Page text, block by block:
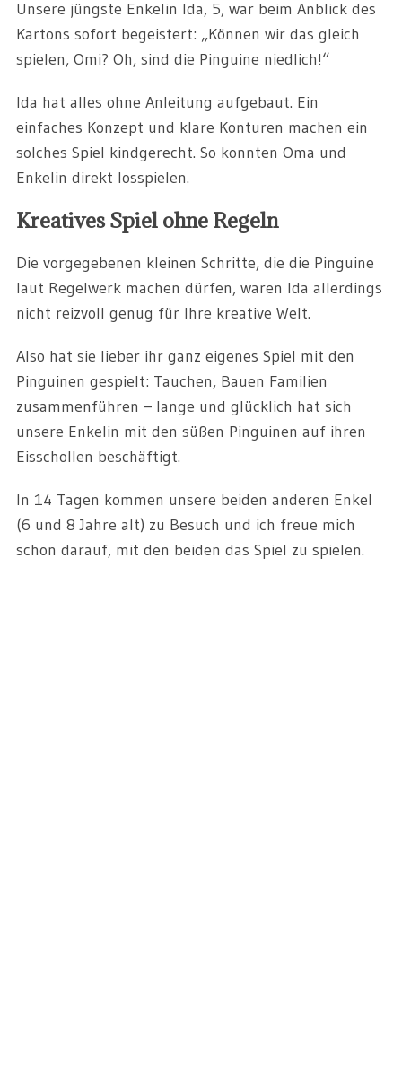
Unsere jüngste Enkelin Ida, 5, war beim Anblick des
Kartons sofort begeistert: „Können wir das gleich
spielen, Omi? Oh, sind die Pinguine niedlich!“
Ida hat alles ohne Anleitung aufgebaut. Ein
einfaches Konzept und klare Konturen machen ein
solches Spiel kindgerecht. So konnten Oma und
Enkelin direkt losspielen.
Kreatives Spiel ohne Regeln
Die vorgegebenen kleinen Schritte, die die Pinguine
laut Regelwerk machen dürfen, waren Ida allerdings
nicht reizvoll genug für Ihre kreative Welt.
Also hat sie lieber ihr ganz eigenes Spiel mit den
Pinguinen gespielt: Tauchen, Bauen Familien
zusammenführen – lange und glücklich hat sich
unsere Enkelin mit den süßen Pinguinen auf ihren
Eisschollen beschäftigt.
In 14 Tagen kommen unsere beiden anderen Enkel
(6 und 8 Jahre alt) zu Besuch und ich freue mich
schon darauf, mit den beiden das Spiel zu spielen.